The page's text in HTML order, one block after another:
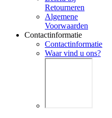
Retourneren
Algemene
Voorwaarden
Contactinformatie
Contactinformatie
Waar vind u ons?